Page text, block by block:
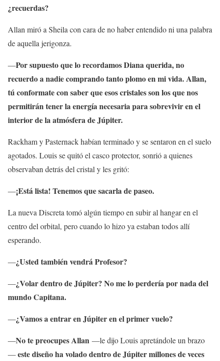
¿recuerdas?
Allan miró a Sheila con cara de no haber entendido ni una palabra
de aquella jerigonza.
—Por supuesto que lo recordamos Diana querida, no
recuerdo a nadie comprando tanto plomo en mi vida. Allan,
tú conformate con saber que esos cristales son los que nos
permitirán tener la energía necesaria para sobrevivir en el
interior de la atmósfera de Júpiter.
Rackham y Pasternack habían terminado y se sentaron en el suelo
agotados. Louis se quitó el casco protector, sonrió a quienes
observaban detrás del cristal y les gritó:
—¡Está lista! Tenemos que sacarla de paseo.
La nueva Discreta tomó algún tiempo en subir al hangar en el
centro del orbital, pero cuando lo hizo ya estaban todos allí
esperando.
—¿Usted también vendrá Profesor?
—¿Volar dentro de Júpiter? No me lo perdería por nada del
mundo Capitana.
—¿Vamos a entrar en Júpiter en el primer vuelo?
—No te preocupes Allan —le dijo Louis apretándole un brazo
—este diseño ha volado dentro de Júpiter millones de veces